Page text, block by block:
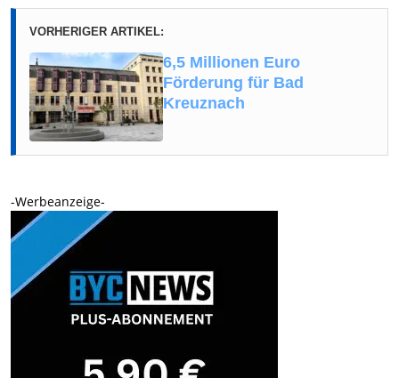
VORHERIGER ARTIKEL:
6,5 Millionen Euro
Förderung für Bad
Kreuznach
-Werbeanzeige-